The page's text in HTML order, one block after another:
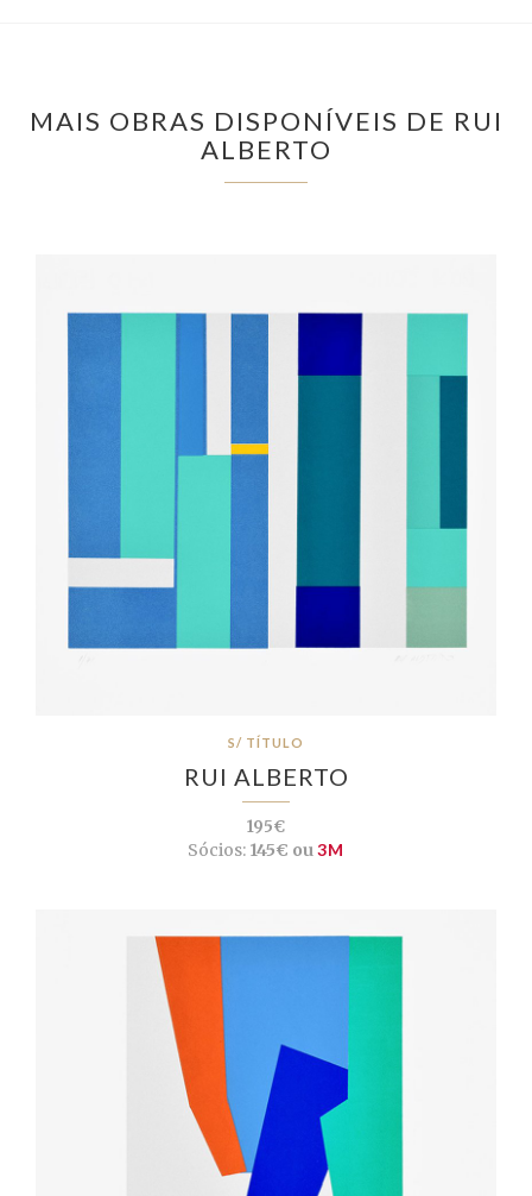
MAIS OBRAS DISPONÍVEIS DE RUI
ALBERTO
S/ TÍTULO
RUI ALBERTO
195€
Sócios: 145€ ou3M